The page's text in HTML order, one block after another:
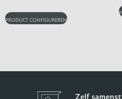
PRODUCT CONFIGUREREN